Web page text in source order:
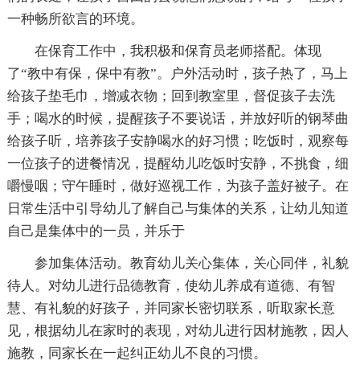
一种畅所欲言的环境。
在保育工作中，我积极和保育员老师搭配。体现
了“教中有保，保中有教”。户外活动时，孩子热了，马上
给孩子垫毛巾，增减衣物；回到教室里，督促孩子去洗
手；喝水的时候，提醒孩子不要说话，并放好听的钢琴曲
给孩子听，培养孩子安静喝水的好习惯；吃饭时，观察每
一位孩子的进餐情况，提醒幼儿吃饭时安静，不挑食，细
嚼慢咽；守午睡时，做好巡视工作，为孩子盖好被子。在
日常生活中引导幼儿了解自己与集体的关系，让幼儿知道
自己是集体中的一员，并乐于
参加集体活动。教育幼儿关心集体，关心同伴，礼貌
待人。对幼儿进行品德教育，使幼儿养成有道德、有智
慧、有礼貌的好孩子，并同家长密切联系，听取家长意
见，根据幼儿在家时的表现，对幼儿进行因材施教，因人
施教，同家长在一起纠正幼儿不良的习惯。